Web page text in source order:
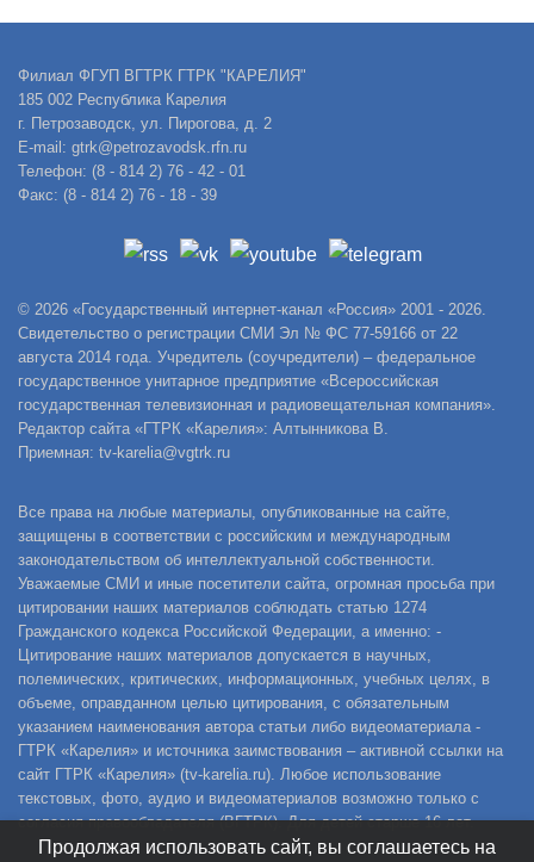
Филиал ФГУП ВГТРК ГТРК "КАРЕЛИЯ"
185 002 Республика Карелия
г. Петрозаводск, ул. Пирогова, д. 2
E-mail: gtrk@petrozavodsk.rfn.ru
Телефон: (8 - 814 2) 76 - 42 - 01
Факс: (8 - 814 2) 76 - 18 - 39
© 2026 «Государственный интернет-канал «Россия» 2001 - 2026.
Свидетельство о регистрации СМИ Эл № ФС 77-59166 от 22
августа 2014 года. Учредитель (соучредители) – федеральное
государственное унитарное предприятие «Всероссийская
государственная телевизионная и радиовещательная компания».
Редактор сайта «ГТРК «Карелия»: Алтынникова В.
Приемная: tv-karelia@vgtrk.ru
Все права на любые материалы, опубликованные на сайте,
защищены в соответствии с российским и международным
законодательством об интеллектуальной собственности.
Уважаемые СМИ и иные посетители сайта, огромная просьба при
цитировании наших материалов соблюдать статью 1274
Гражданского кодекса Российской Федерации, а именно: -
Цитирование наших материалов допускается в научных,
полемических, критических, информационных, учебных целях, в
объеме, оправданном целью цитирования, с обязательным
указанием наименования автора статьи либо видеоматериала -
ГТРК «Карелия» и источника заимствования – активной ссылки на
сайт ГТРК «Карелия» (tv-karelia.ru). Любое использование
текстовых, фото, аудио и видеоматериалов возможно только с
согласия правообладателя (ВГТРК). Для детей старше 16 лет.
Продолжая использовать сайт, вы соглашаетесь на